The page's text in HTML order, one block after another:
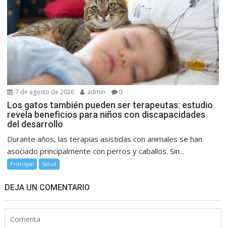
7 de agosto de 2026 admin 0
Los gatos también pueden ser terapeutas: estudio
revela beneficios para niños con discapacidades
del desarrollo
Durante años, las terapias asistidas con animales se han
asociado principalmente con perros y caballos. Sin...
Principal Salud
DEJA UN COMENTARIO